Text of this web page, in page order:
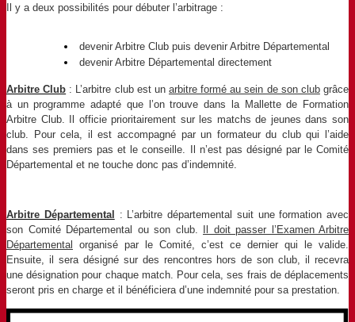
Il y a deux possibilités pour débuter l’arbitrage :
devenir Arbitre Club puis devenir Arbitre Départemental
devenir Arbitre Départemental directement
Arbitre Club : L’arbitre club est unarbitre formé au sein de son clubgrâce
à un programme adapté que l’on trouve dans la Mallette de Formation
Arbitre Club. Il officie prioritairement sur les matchs de jeunes dans son
club. Pour cela, il est accompagné par un formateur du club qui l’aide
dans ses premiers pas et le conseille. Il n’est pas désigné par le Comité
Départemental et ne touche donc pas d’indemnité.
Arbitre Départemental : L’arbitre départemental suit une formation avec
son Comité Départemental ou son club. Il doit passer l’Examen Arbitre
Départemental organisé par le Comité, c’est ce dernier qui le valide.
Ensuite, il sera désigné sur des rencontres hors de son club, il recevra
une désignation pour chaque match. Pour cela, ses frais de déplacements
seront pris en charge et il bénéficiera d’une indemnité pour sa prestation.